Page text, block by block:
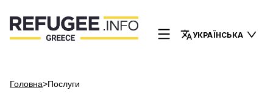
УКРАЇНСЬКА
Головна>Послуги